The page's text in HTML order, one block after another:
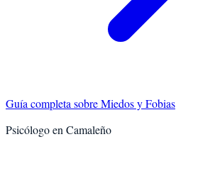
Guía completa sobreMiedos y Fobias
Psicólogo en Camaleño